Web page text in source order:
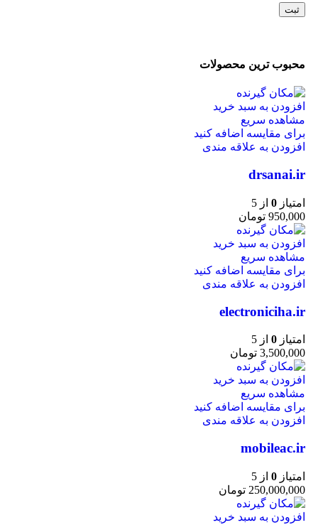
محبوب ترین محصولات
افزودن به سبد خرید
مشاهده سریع
برای مقایسه اضافه کنید
افزودن به علاقه مندی
drsanai.ir
امتیاز 0 از 5
950,000 تومان
افزودن به سبد خرید
مشاهده سریع
برای مقایسه اضافه کنید
افزودن به علاقه مندی
electroniciha.ir
امتیاز 0 از 5
3,500,000 تومان
افزودن به سبد خرید
مشاهده سریع
برای مقایسه اضافه کنید
افزودن به علاقه مندی
mobileac.ir
امتیاز 0 از 5
250,000,000 تومان
افزودن به سبد خرید